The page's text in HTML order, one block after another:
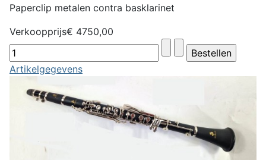
Paperclip metalen contra basklarinet
Verkoopprijs€ 4750,00
Artikelgegevens